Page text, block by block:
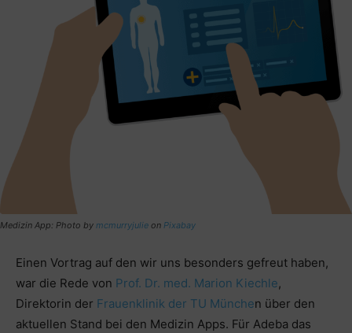
Medizin App: Photo by mcmurryjulie on Pixabay
Einen Vortrag auf den wir uns besonders gefreut haben,
war die Rede von Prof. Dr. med. Marion Kiechle,
Direktorin der Frauenklinik der TU München über den
aktuellen Stand bei den Medizin Apps. Für Adeba das